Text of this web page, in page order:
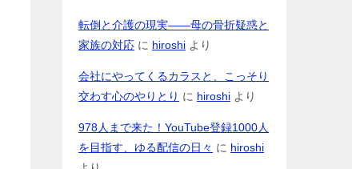
転倒と介護の現実――母の骨折疑惑と
家族の対応 に hiroshi より
会社にやってくるカラスと、こっそり
交わす心のやりとり に hiroshi より
978人まで来た！YouTube登録1000人
を目指す、ゆる配信の日々 に hiroshi